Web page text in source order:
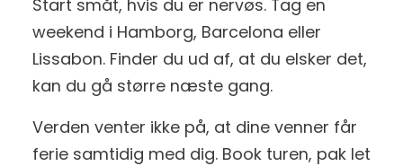
Start småt, hvis du er nervøs. Tag en
weekend i Hamborg, Barcelona eller
Lissabon. Finder du ud af, at du elsker det,
kan du gå større næste gang.
Verden venter ikke på, at dine venner får
ferie samtidig med dig. Book turen, pak let